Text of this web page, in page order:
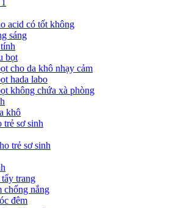
acid có tốt không
sáng
bọt
cho da khô nhạy cảm
hada labo
không chứa xà phòng
khô
trẻ sơ sinh
trẻ sơ sinh
trang
chống nắng
đêm